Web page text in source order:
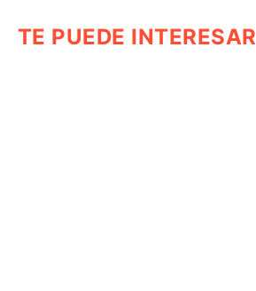
TE PUEDE INTERESAR